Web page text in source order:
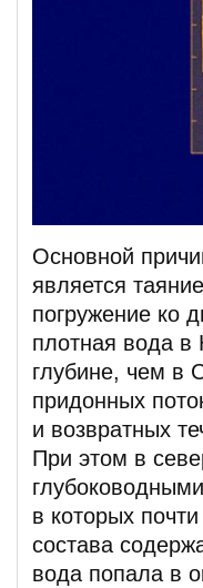
Основной
является
погружение ко
плотная вода
глубине, чем в
придонных
и возвратных
При этом в
в которых
состава
вода попала в